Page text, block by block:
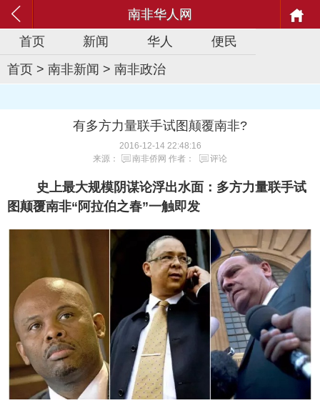
南非华人网
首页
新闻 华人
便民
首页 > 南非新闻 > 南非政治
有多方力量联手试图颠覆南非?
2016-12-14 22:48:16
来源：
南非侨网 作者： 评论
史上最大规模阴谋论浮出水面：多方力量联手试
图颠覆南非“阿拉伯之春”一触即发